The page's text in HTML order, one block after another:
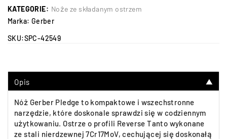
KATEGORIE: Noże ze składanym ostrzem
Marka: Gerber
SKU:SPC-42549
Opis ▼
Nóż Gerber Pledge to kompaktowe i wszechstronne
narzędzie, które doskonale sprawdzi się w codziennym
użytkowaniu. Ostrze o profili Reverse Tanto wykonane
ze stali nierdzewnej 7Cr17MoV, cechującej się doskonałą